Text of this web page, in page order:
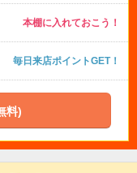
本棚に入れておこう！
毎日来店ポイントGET！
料)